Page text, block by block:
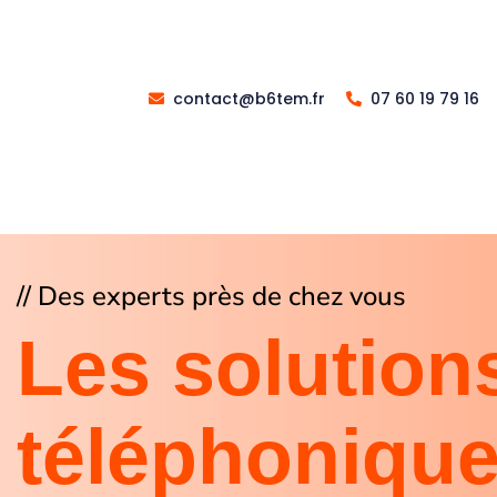
contact@b6tem.fr 07 60 19 79 16
// Des experts près de chez vous
Les